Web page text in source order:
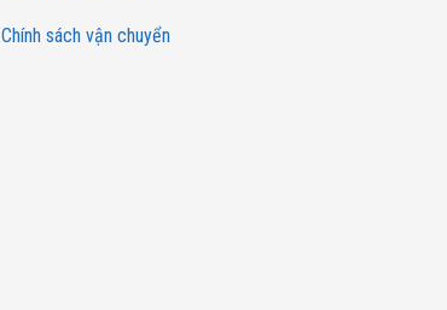
Chính sách vận chuyển